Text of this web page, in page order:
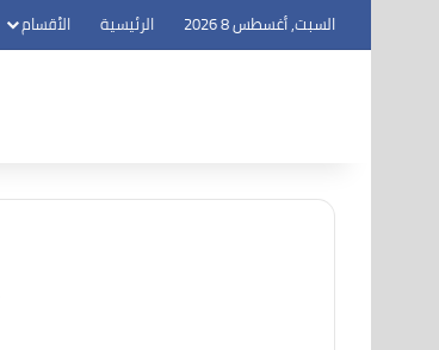
السبت, أغسطس 8 2026 الرئيسية الأقسام